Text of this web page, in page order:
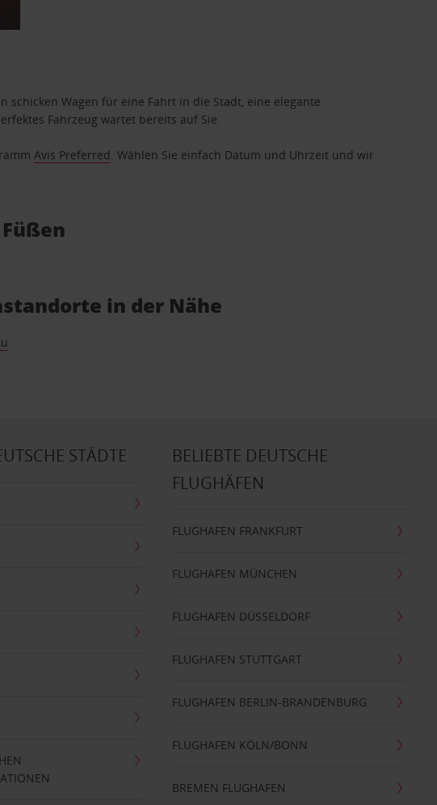
Wagen für eine Fahrt in die Stadt, eine elegante
Fahrzeug wartet bereits auf Sie.
Avis Preferred. Wählen Sie einfach Datum und Uhrzeit und wir
in der Nähe
STÄDTE
BELIEBTE DEUTSCHE
FLUGHÄFEN
FLUGHAFEN FRANKFURT
FLUGHAFEN MÜNCHEN
FLUGHAFEN DÜSSELDORF
FLUGHAFEN STUTTGART
FLUGHAFEN BERLIN-BRANDENBURG
FLUGHAFEN KÖLN/BONN
BREMEN FLUGHAFEN